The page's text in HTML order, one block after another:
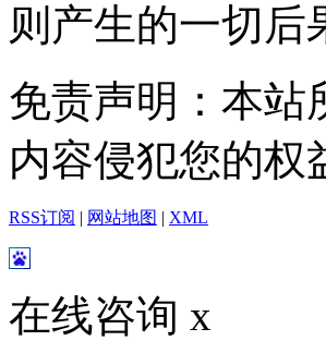
则产生的一切后
免责声明：本站
内容侵犯您的权
RSS订阅 | 网站地图 | XML
在线咨询 x